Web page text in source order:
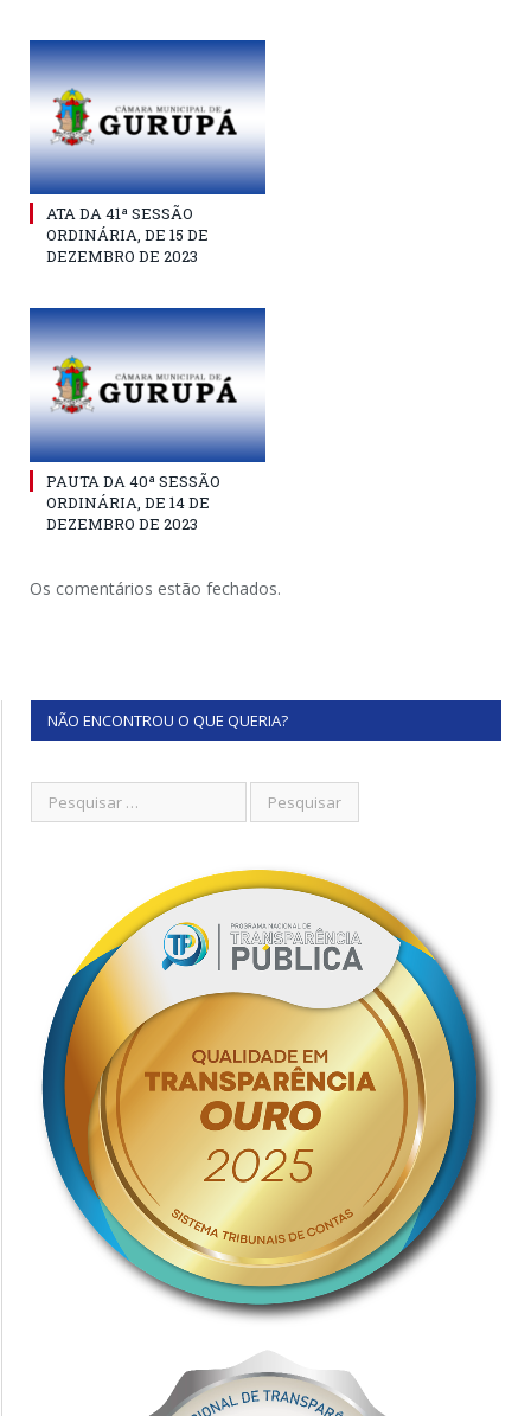
ATA DA 41ª SESSÃO
ORDINÁRIA, DE 15 DE
DEZEMBRO DE 2023
PAUTA DA 40ª SESSÃO
ORDINÁRIA, DE 14 DE
DEZEMBRO DE 2023
Os comentários estão fechados.
NÃO ENCONTROU O QUE QUERIA?